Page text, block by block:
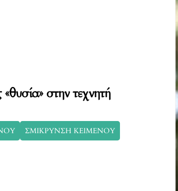
στην τεχνητή
ΣΜΙΚΡΥΝΣΗ ΚΕΙΜΕΝΟΥ